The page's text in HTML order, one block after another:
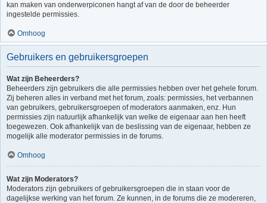
kan maken van onderwerpiconen hangt af van de door de beheerder
ingestelde permissies.
Omhoog
Gebruikers en gebruikersgroepen
Wat zijn Beheerders?
Beheerders zijn gebruikers die alle permissies hebben over het gehele forum.
Zij beheren alles in verband met het forum, zoals: permissies, het verbannen
van gebruikers, gebruikersgroepen of moderators aanmaken, enz. Hun
permissies zijn natuurlijk afhankelijk van welke de eigenaar aan hen heeft
toegewezen. Ook afhankelijk van de beslissing van de eigenaar, hebben ze
mogelijk alle moderator permissies in de forums.
Omhoog
Wat zijn Moderators?
Moderators zijn gebruikers of gebruikersgroepen die in staan voor de
dagelijkse werking van het forum. Ze kunnen, in de forums die ze modereren,